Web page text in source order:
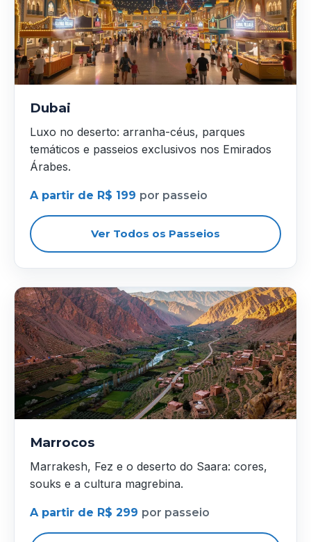
Dubai
Luxo no deserto: arranha-céus, parques
temáticos e passeios exclusivos nos Emirados
Árabes.
A partir de R$ 199 por passeio
Ver Todos os Passeios
Marrocos
Marrakesh, Fez e o deserto do Saara: cores,
souks e a cultura magrebina.
A partir de R$ 299 por passeio